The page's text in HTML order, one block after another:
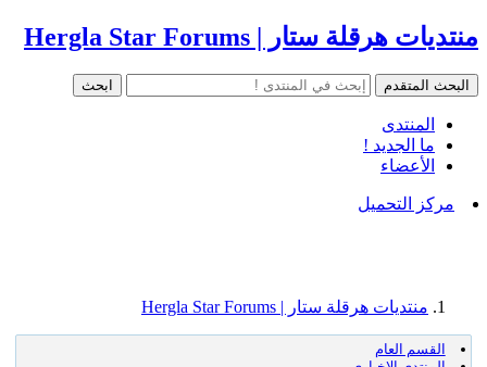
منتديات هرقلة ستار | Hergla Star Forums
المنتدى
ما الجديد !
الأعضاء
مركز التحميل
منتديات هرقلة ستار | Hergla Star Forums
القسم العام